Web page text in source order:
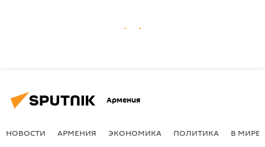
Армения
НОВОСТИ АРМЕНИЯ ЭКОНОМИКА ПОЛИТИКА В МИРЕ